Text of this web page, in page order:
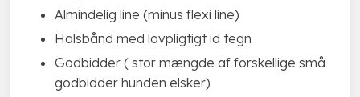
Almindelig line (minus flexi line)
Halsbånd med lovpligtigt id tegn
Godbidder ( stor mængde af forskellige små
godbidder hunden elsker)